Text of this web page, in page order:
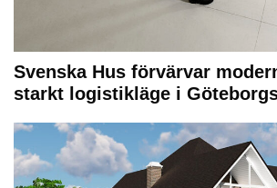
Svenska Hus förvärvar
starkt logistikläge i